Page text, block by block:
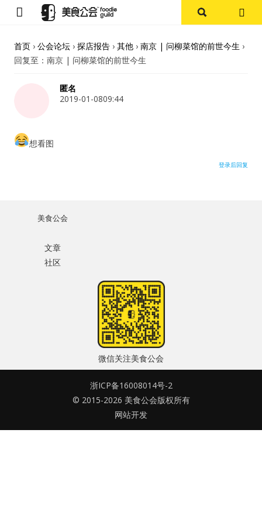
用户名或Email
记住我的登录状态
没帐号？注册一个
首页
探店报告
公会活动
信息发布
悬赏测评
私家厨房
首页 › 公会论坛 › 探店报告 › 其他 › 南京 | 问柳菜馆的前世今生 ›
回复至：南京 | 问柳菜馆的前世今生
匿名
2019-01-0809:44
想看图
登录后回复
美食公会
文章
社区
微信关注美食公会
浙ICP备16008014号-2
© 2015-2026 美食公会版权所有
网站开发